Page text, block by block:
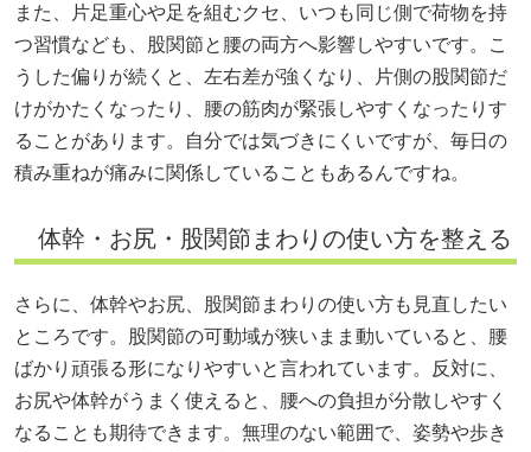
また、片足重心や足を組むクセ、いつも同じ側で荷物を持
つ習慣なども、股関節と腰の両方へ影響しやすいです。こ
うした偏りが続くと、左右差が強くなり、片側の股関節だ
けがかたくなったり、腰の筋肉が緊張しやすくなったりす
ることがあります。自分では気づきにくいですが、毎日の
積み重ねが痛みに関係していることもあるんですね。
体幹・お尻・股関節まわりの使い方を整える
さらに、体幹やお尻、股関節まわりの使い方も見直したい
ところです。股関節の可動域が狭いまま動いていると、腰
ばかり頑張る形になりやすいと言われています。反対に、
お尻や体幹がうまく使えると、腰への負担が分散しやすく
なることも期待できます。無理のない範囲で、姿勢や歩き